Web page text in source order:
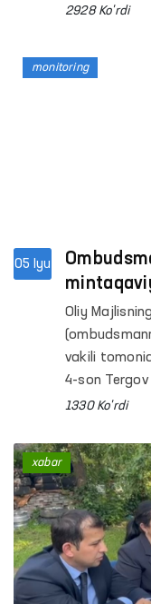
tarqaldi.
2928 Ko'rdi
05 Iyu
Oliy
vakili
4-son Tergov
Vaqtincha
tibbiyot
Buxoro
amalga
1330 Ko'rdi
monitoring
xabar